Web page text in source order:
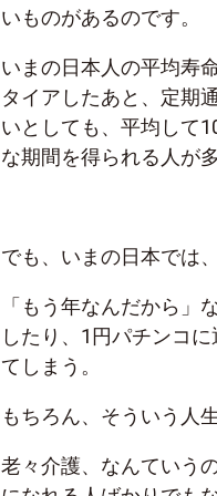
いものがあるのです。
いまの日本人の平均寿
タイアしたあと、定期
いとしても、平均して
な期間を得られる人が
でも、いまの日本では
「もう年なんだから」
したり、 1円パチンコ
てしまう。
もちろん、そういう人
老々介護、なんていう